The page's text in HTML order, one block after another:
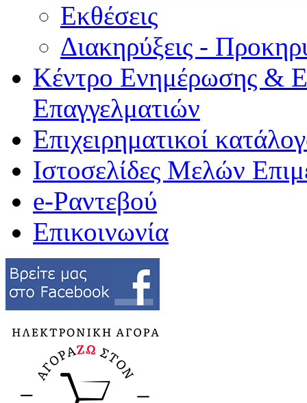
Εκθέσεις
Διακηρύξεις -
Κέντρο Ενημέρωσης &
Επαγγελματιών
Επιχειρηματικοί
Ιστοσελίδες Μελών
e-Ραντεβού
Επικοινωνία